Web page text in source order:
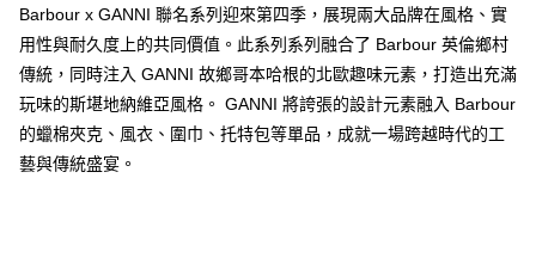
相關說明
【關於「AFTEE先享後付」】
便利好安心！
１．簡單：不需註冊會員、不需綁卡、不需儲值。
２．便利：只要手機號碼，簡訊認證，即可結帳。
３．安心：先確認商品／服務後，再付款。
ATM付款
運送方式
黑貓宅急便配送到府
Barbour x GANNI 聯名系列迎來第四季，展現兩大品牌在風格、實
用性與耐久度上的共同價值。此系列系列融合了 Barbour 英倫鄉村
傳統，同時注入 GANNI 故鄉哥本哈根的北歐趣味元素，打造出充滿
玩味的斯堪地納維亞風格。 GANNI 將誇張的設計元素融入 Barbour
的蠟棉夾克、風衣、圍巾、托特包等單品，成就一場跨越時代的工
藝與傳統盛宴。